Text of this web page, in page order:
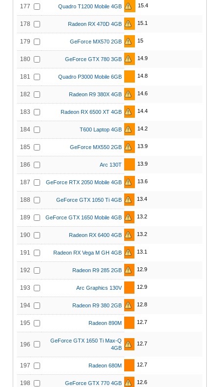
177 Quadro T1200 Mobile 4GB 15.4
178 Radeon RX 470D 4GB 15.1
179 GeForce MX570 2GB 15
180 GeForce GTX 780 3GB 14.9
181 Quadro P3000 Mobile 6GB 14.8
182 Radeon R9 380X 4GB 14.6
183 Radeon RX 6500 XT 4GB 14.4
184 T600 Laptop 4GB 14.2
185 GeForce MX550 2GB 13.9
186 Arc 130T 13.9
187 GeForce RTX 2050 Mobile 4GB 13.6
188 GeForce GTX 1050 Ti 4GB 13.4
189 GeForce GTX 1650 Mobile 4GB 13.2
190 Radeon RX 6400 4GB 13.2
191 Radeon RX Vega M GH 4GB 13.1
192 Radeon R9 285 2GB 12.9
193 Arc Graphics 130V 12.9
194 Radeon R9 380 2GB 12.8
195 Radeon 890M 12.7
196
GeForce GTX 1650 Ti Max-Q
4GB
12.7
197 Radeon 680M 12.7
198 GeForce GTX 770 4GB 12.6